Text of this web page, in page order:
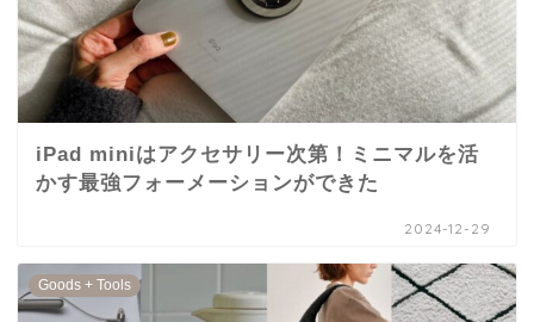
iPad miniはアクセサリー次第！ミニマルを活
かす最強フォーメーションができた
2024-12-29
Goods + Tools